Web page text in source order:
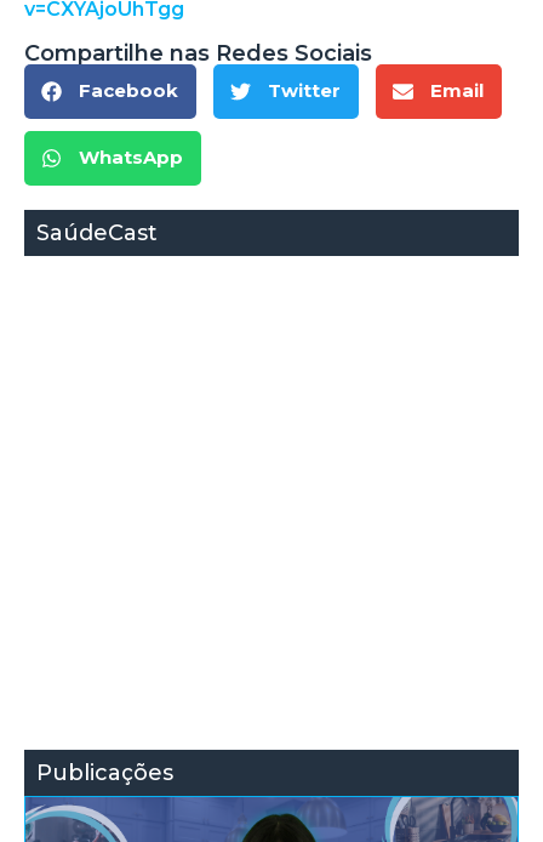
v=CXYAjoUhTgg
Compartilhe nas Redes Sociais
Facebook Twitter Email
WhatsApp
SaúdeCast
Publicações